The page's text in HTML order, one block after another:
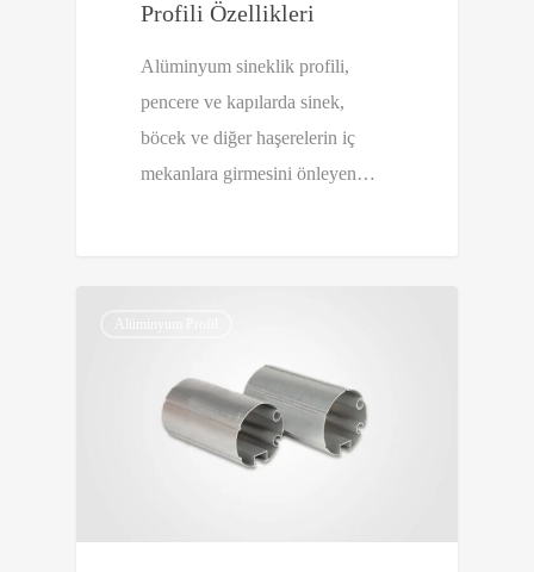
Profili Özellikleri
Alüminyum sineklik profili,
pencere ve kapılarda sinek,
böcek ve diğer haşerelerin iç
mekanlara girmesini önleyen…